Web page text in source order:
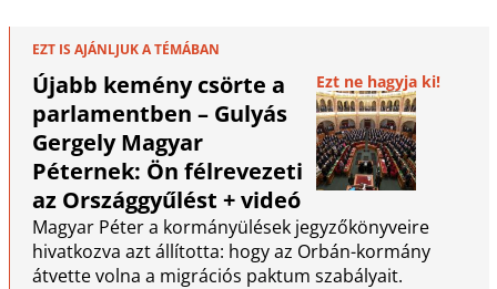
EZT IS AJÁNLJUK A TÉMÁBAN
Újabb kemény csörte a
parlamentben – Gulyás
Gergely Magyar
Péternek: Ön félrevezeti
az Országgyűlést + videó
Ezt ne hagyja ki!
Magyar Péter a kormányülések jegyzőkönyveire
hivatkozva azt állította: hogy az Orbán-kormány
átvette volna a migrációs paktum szabályait.